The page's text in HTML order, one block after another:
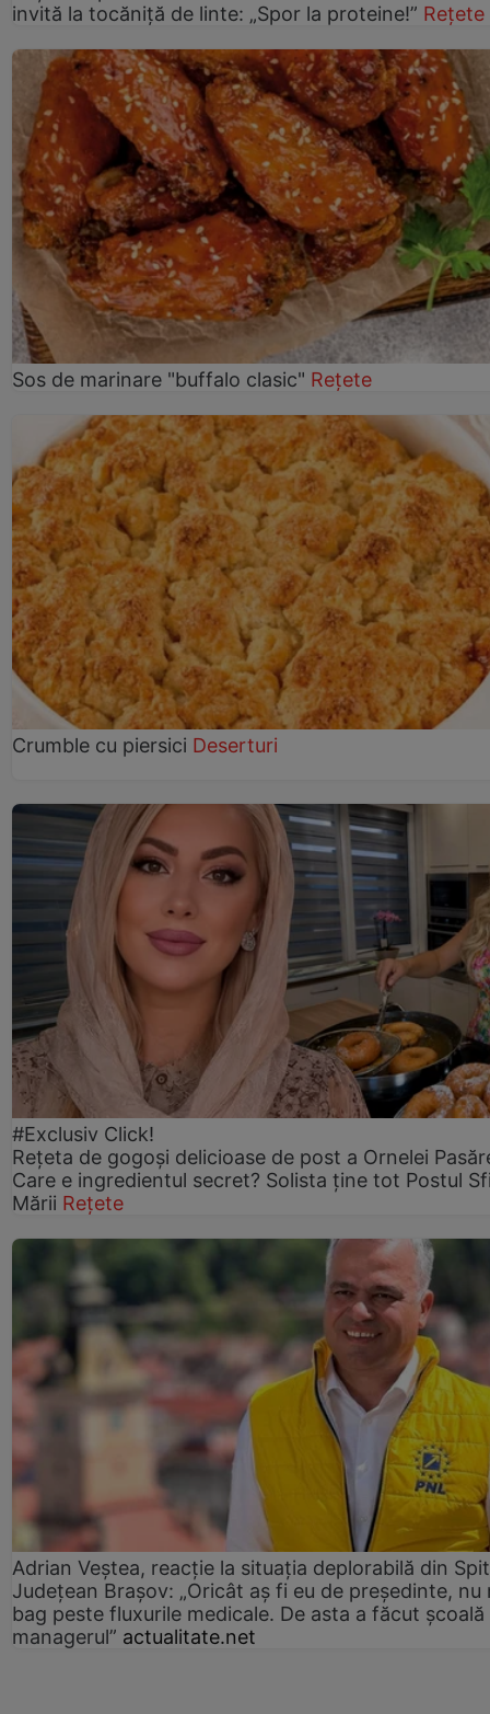
invită la tocăniță de linte: „Spor la proteine!” Rețete
Sos de marinare "buffalo clasic" Rețete
Crumble cu piersici Deserturi
#Exclusiv Click!
Rețeta de gogoşi delicioase de post a Ornelei
Care e ingredientul secret? Solista ține tot Postul
Mării Rețete
Adrian Veștea, reacție la situația deplorabilă din
Județean Brașov: „Oricât aș fi eu de președinte, nu
bag peste fluxurile medicale. De asta a făcut școală
managerul” actualitate.net